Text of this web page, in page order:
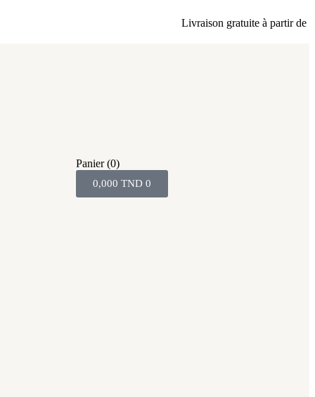
Livraison gratuite à partir de 80
Panier (0)
0,000 TND 0